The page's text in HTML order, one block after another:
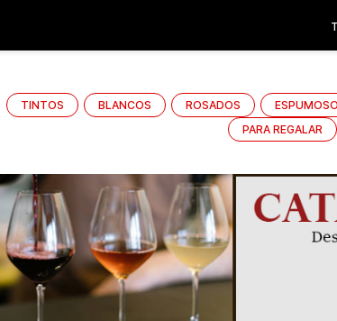
TINTOS BLANCOS ROSADOS
PARA REGALAR